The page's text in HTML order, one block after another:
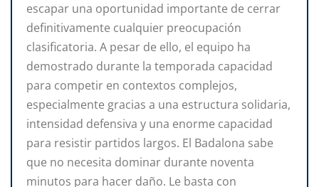
escapar una oportunidad importante de cerrar
definitivamente cualquier preocupación
clasificatoria. A pesar de ello, el equipo ha
demostrado durante la temporada capacidad
para competir en contextos complejos,
especialmente gracias a una estructura solidaria,
intensidad defensiva y una enorme capacidad
para resistir partidos largos. El Badalona sabe
que no necesita dominar durante noventa
minutos para hacer daño. Le basta con